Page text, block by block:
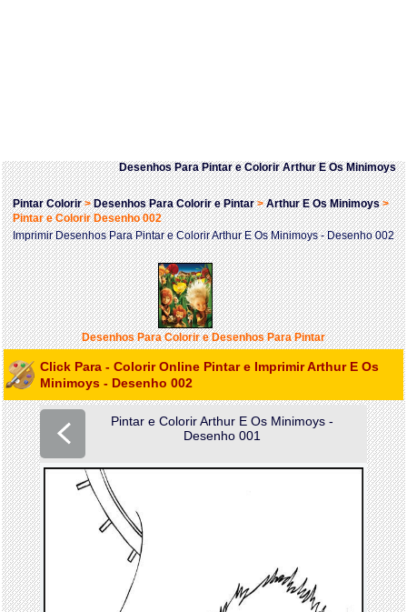
Desenhos Para Pintar e Colorir Arthur E Os Minimoys
Pintar Colorir>Desenhos Para Colorir e Pintar>Arthur E Os Minimoys>
Pintar e Colorir Desenho 002
Imprimir Desenhos Para Pintar e Colorir Arthur E Os Minimoys - Desenho 002
Desenhos Para Colorir e Desenhos Para Pintar
Click Para - Colorir Online Pintar e Imprimir Arthur E Os
Minimoys - Desenho 002
Pintar e Colorir Arthur E Os Minimoys -
Desenho 001